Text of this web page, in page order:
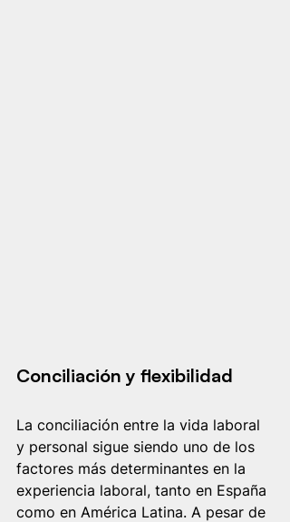
Conciliación y flexibilidad
La conciliación entre la vida laboral
y personal sigue siendo uno de los
factores más determinantes en la
experiencia laboral, tanto en España
como en América Latina. A pesar de